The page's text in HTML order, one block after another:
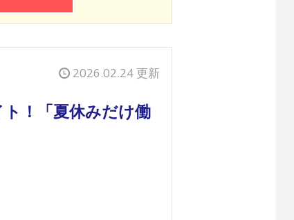
2026.02.24 更新
！「夏休みだけ働